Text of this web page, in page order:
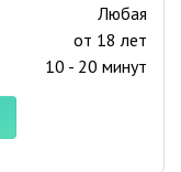
Любая
от 18 лет
10 - 20 минут